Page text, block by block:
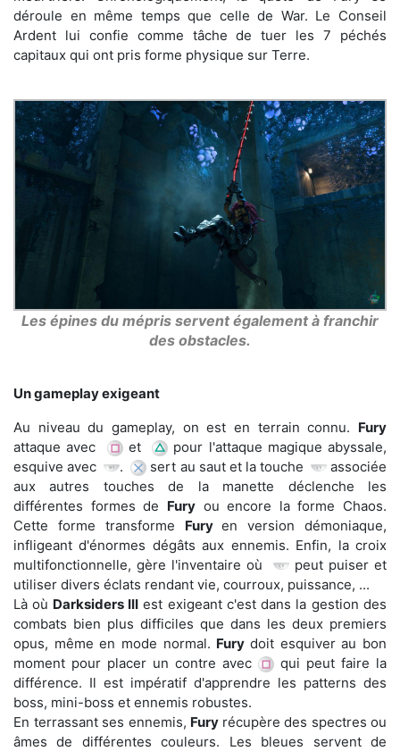
déroule en même temps que celle de War. Le Conseil
Ardent lui confie comme tâche de tuer les 7 péchés
capitaux qui ont pris forme physique sur Terre.
Les épines du mépris servent également à franchir
des obstacles.
Un gameplay exigeant
Au niveau du gameplay, on est en terrain connu. Fury
attaque avec
et
pour l'attaque magique abyssale,
esquive avec
. sert au saut et la touche
associée
aux autres touches de la manette déclenche les
différentes formes de Furyou encore la forme Chaos.
Cette forme transforme Furyen version démoniaque,
infligeant d'énormes dégâts aux ennemis. Enfin, la croix
multifonctionnelle, gère l'inventaire où
peut puiser et
utiliser divers éclats rendant vie, courroux, puissance, ...
Là où Darksiders IIIest exigeant c'est dans la gestion des
combats bien plus difficiles que dans les deux premiers
opus, même en mode normal. Furydoit esquiver au bon
moment pour placer un contre avec
qui peut faire la
différence. Il est impératif d'apprendre les patterns des
boss, mini-boss et ennemis robustes.
En terrassant ses ennemis, Fury récupère des spectres ou
âmes de différentes couleurs. Les bleues servent de